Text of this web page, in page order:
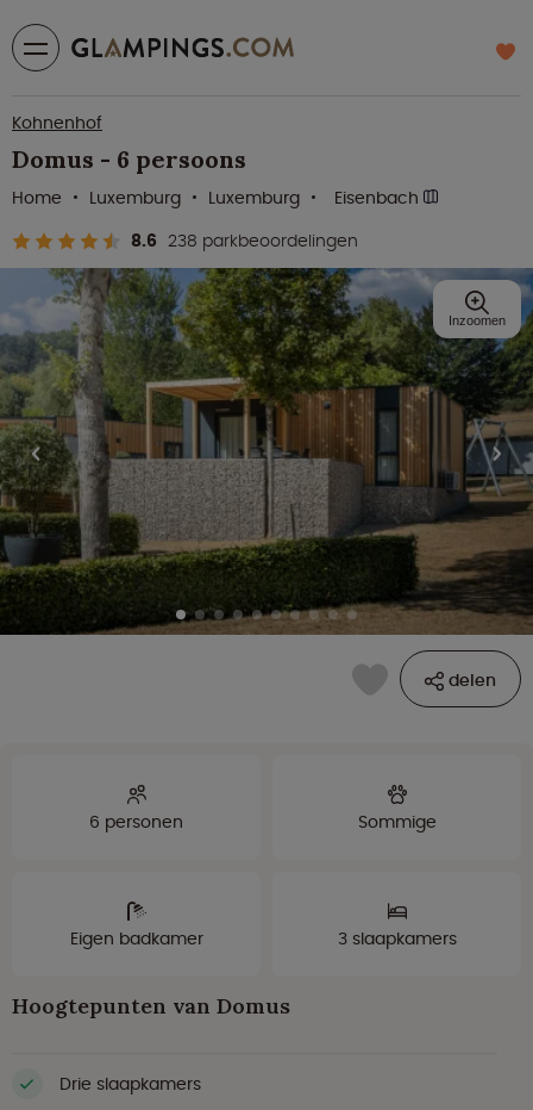
Kohnenhof
Domus - 6 persoons
8.6 238 parkbeoordelingen
Home Luxemburg Luxemburg Eisenbach
delen
Inzoomen
6 personen Sommige
Eigen badkamer 3 slaapkamers
Hoogtepunten van Domus
Drie slaapkamers